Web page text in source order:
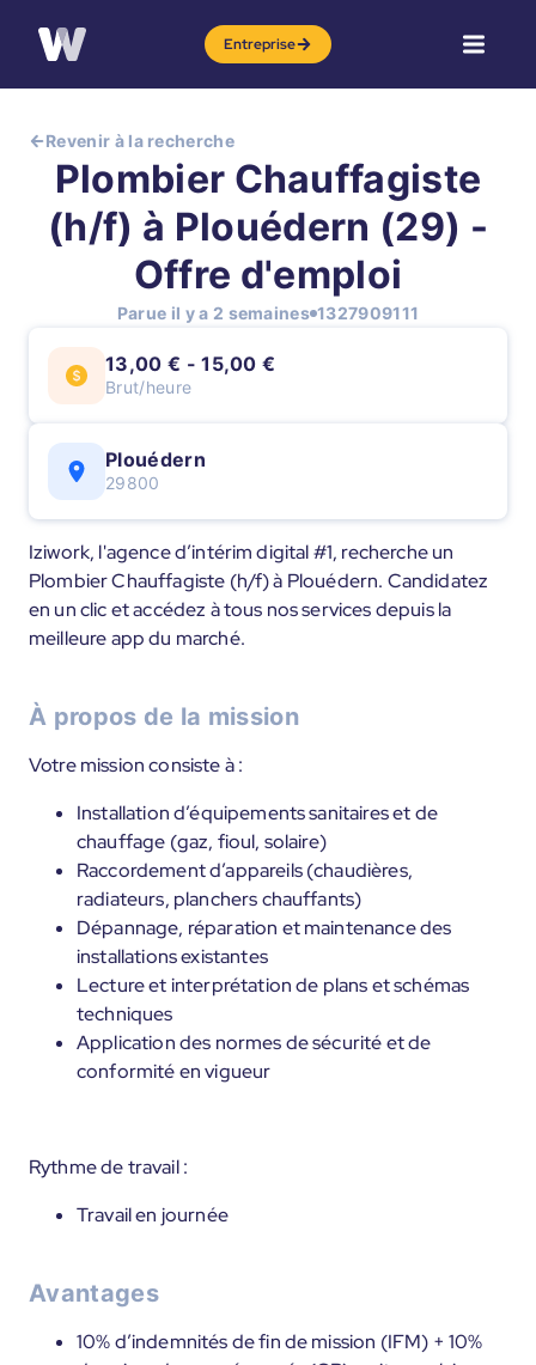
Entreprise
Revenir à la recherche
Plombier Chauffagiste
(h/f) à Plouédern (29) -
Offre d'emploi
Parue il y a 2 semaines 1327909111
13,00 € - 15,00 €
Brut/heure
Plouédern
29800
Iziwork, l'agence d’intérim digital #1, recherche un
Plombier Chauffagiste (h/f) à Plouédern. Candidatez
en un clic et accédez à tous nos services depuis la
meilleure app du marché.
À propos de la mission
Votre mission consiste à :
Installation d’équipements sanitaires et de
chauffage (gaz, fioul, solaire)
Raccordement d’appareils (chaudières,
radiateurs, planchers chauffants)
Dépannage, réparation et maintenance des
installations existantes
Lecture et interprétation de plans et schémas
techniques
Application des normes de sécurité et de
conformité en vigueur
Rythme de travail :
Travail en journée
Avantages
10% d’indemnités de fin de mission (IFM) + 10%